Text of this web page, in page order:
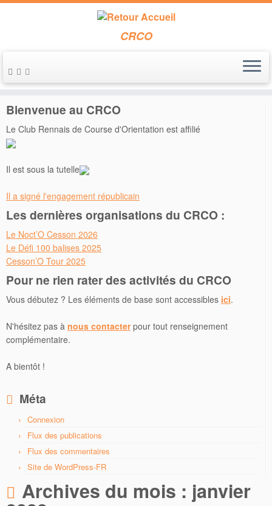
Passer
au
CRCO
Accueil » 2022 » janvier
Bienvenue au CRCO
Le Club Rennais de Course d'Orientation est affilié
Il est sous la tutelle
Il a signé l'engagement républicain
Les dernières organisations du CRCO :
Le Noct’O Cesson 2026
Le Défi 100 balises 2025
Cesson’O Tour 2025
Pour ne rien rater des activités du CRCO
Vous débutez ? Les éléments de base sont accessibles ici.
N'hésitez pas à nous contacterpour tout renseignement
complémentaire.
A bientôt !
Méta
Connexion
Flux des publications
Flux des commentaires
Site de WordPress-FR
Archives du mois : janvier